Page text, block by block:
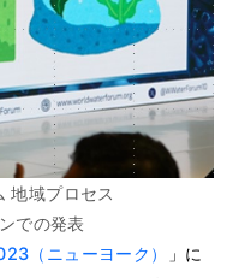
地域プロセス
での発表
（ニューヨーク）
」に